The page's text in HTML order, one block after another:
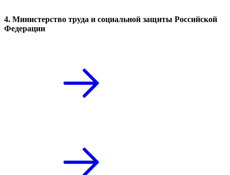
4. Министерство труда и социальной защиты Российской
Федерации